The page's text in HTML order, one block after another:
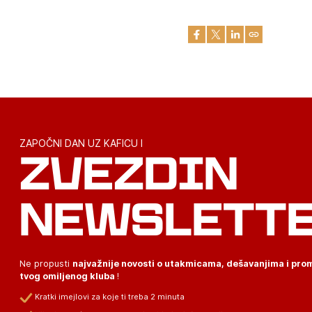
ZAPOČNI DAN UZ KAFICU I
ZVEZDIN
Ne propusti najvažnije novosti o utakmicama, dešavanjima i
tvog omiljenog kluba !
Kratki imejlovi za koje ti treba 2 minuta